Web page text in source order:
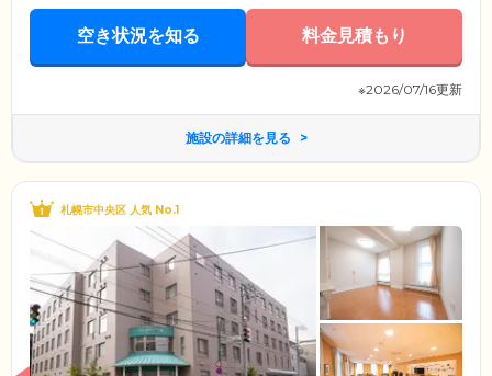
空き状況を知る 料金見積もり
※2026/07/16更新
施設の詳細を見る
札幌市中央区 人気 No.1